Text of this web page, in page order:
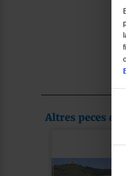
Altres peces de